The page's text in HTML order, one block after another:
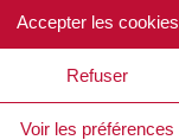
Accepter les cookies
Refuser
Voir les préférences